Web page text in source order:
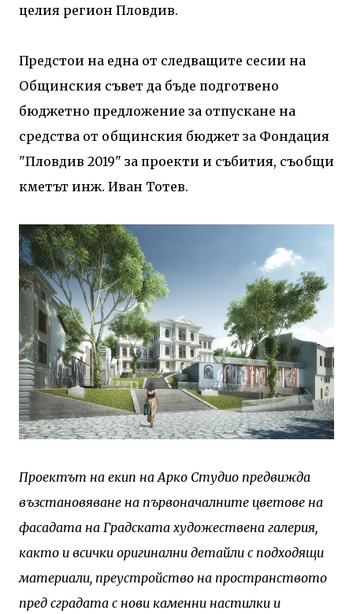
целия регион Пловдив.
Предстои на една от следващите сесии на
Общинския съвет да бъде подготвено
бюджетно предложение за отпускане на
средства от общинския бюджет за Фондация
"Пловдив 2019" за проекти и събития, съобщи
кметът инж. Иван Тотев.
Проектът на екип на Арко Студио предвижда
възстановяване на първоначалните цветове на
фасадата на Градската художествена галерия,
както и всички оригинални детайли с подходящи
материали, преустройство на пространството
пред сградата с нови каменни настилки и